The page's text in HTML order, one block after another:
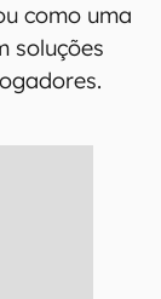
como uma
soluções